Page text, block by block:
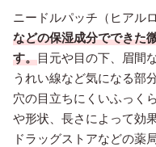
ニードルパッチ（ヒアル
などの保湿成分でできた
す。目元や目の下、眉間
うれい線など気になる部
穴の目立ちにくいふっく
や形状、長さによって効
ドラッグストアなどの薬